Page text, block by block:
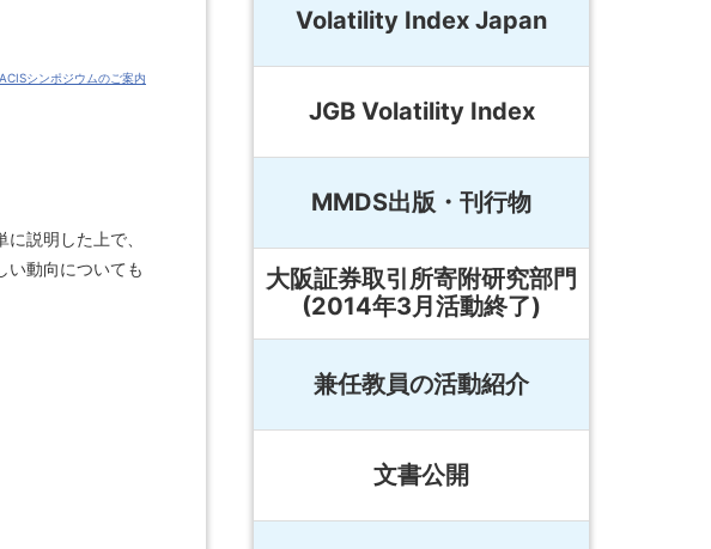
シンポジウムのご案内
説明した上で、
い動向についても
Volatility Index Japan
JGB Volatility Index
MMDS出版・刊行物
大阪証券取引所寄附研究部門
(2014年3月活動終了)
兼任教員の活動紹介
文書公開